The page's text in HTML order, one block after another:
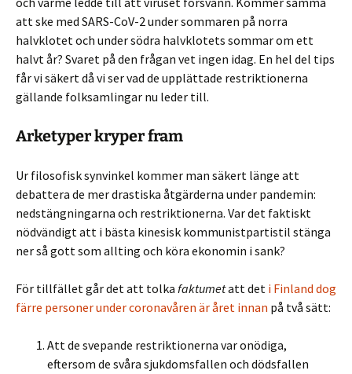
att ske med SARS-CoV-2 under sommaren på norra
halvklotet och under södra halvklotets sommar om ett
halvt år? Svaret på den frågan vet ingen idag. En hel del tips
får vi säkert då vi ser vad de upplättade restriktionerna
gällande folksamlingar nu leder till.
Arketyper kryper fram
Ur filosofisk synvinkel kommer man säkert länge att
debattera de mer drastiska åtgärderna under pandemin:
nedstängningarna och restriktionerna. Var det faktiskt
nödvändigt att i bästa kinesisk kommunistpartistil stänga
ner så gott som allting och köra ekonomin i sank?
För tillfället går det att tolka faktumetatt det i Finland dog
färre personer under coronavåren är året innan på två sätt:
Att de svepande restriktionerna var onödiga,
eftersom de svåra sjukdomsfallen och dödsfallen